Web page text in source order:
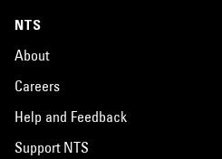
NTS
About
Careers
Help and Feedback
Support NTS